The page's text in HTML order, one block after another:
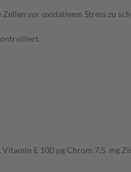
vor oxidativem Stress zu
E 100 µg Chrom 7,5 mg